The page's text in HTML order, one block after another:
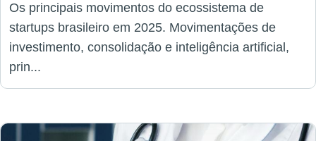
Os principais movimentos do ecossistema de
startups brasileiro em 2025. Movimentações de
investimento, consolidação e inteligência artificial,
prin...